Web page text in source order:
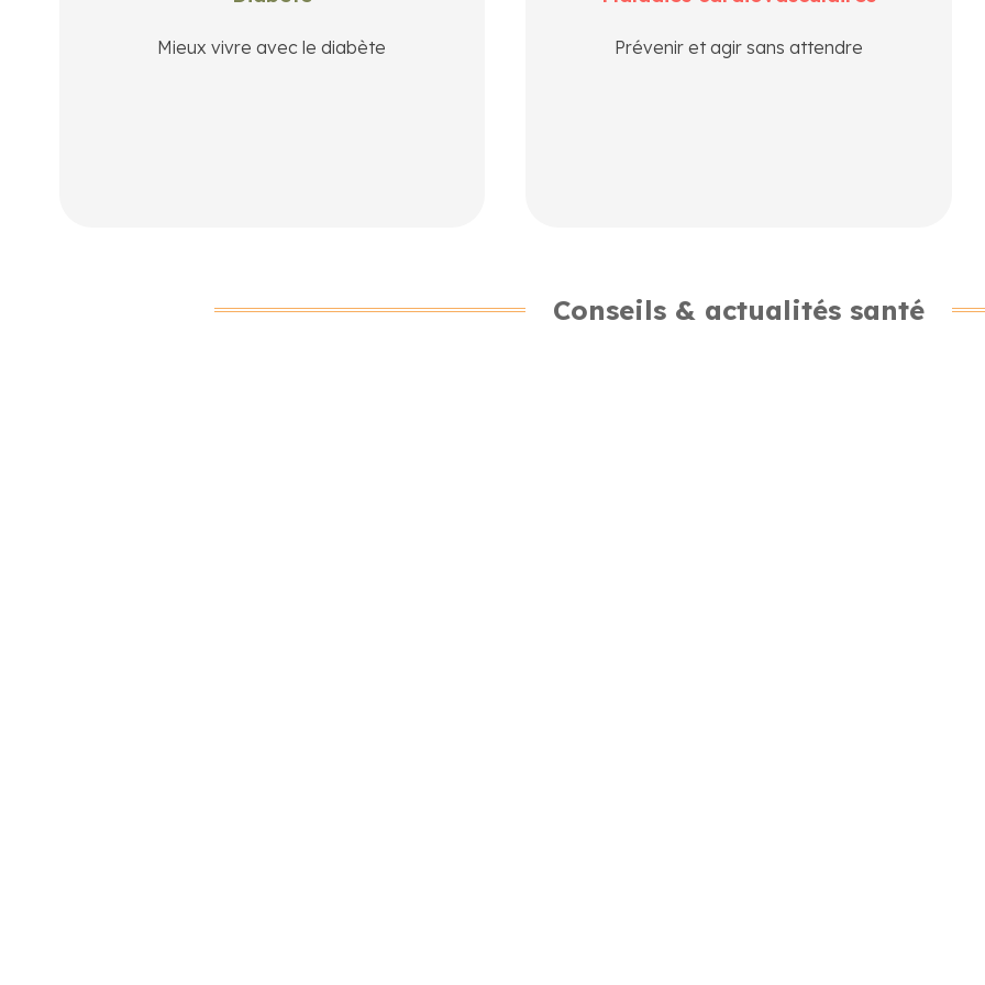
Mieux vivre avec le diabète
comprendre votre maladie et préserver votre
Prévenir et agir sans attendre
les signes d’alerte et découvrez les ressources de
chez vous.
Conseils & actualités santé